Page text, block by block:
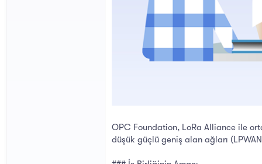
OPC Foundation, LoRa Alliance ile
düşük güçlü geniş alan ağları